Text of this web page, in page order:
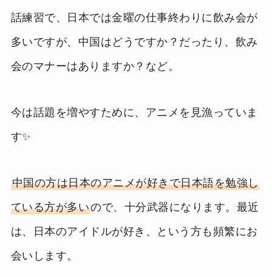
話練習で、日本では金曜の仕事終わりに飲み会が
多いですが、中国はどうですか？だったり、飲み
会のマナーはありますか？など。
今は話題を増やすために、アニメを見漁っていま
す✨
中国の方は日本のアニメが好きで日本語を勉強し
ている方が多いので、十分武器になります。最近
は、日本のアイドルが好き、という方も頻繁にお
会いします。